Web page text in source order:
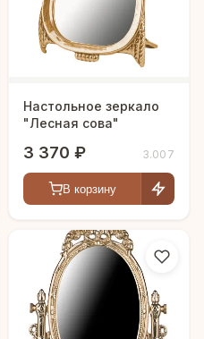
Настольное зеркало
"Лесная сова"
3 370 ₽ 3.007
В корзину